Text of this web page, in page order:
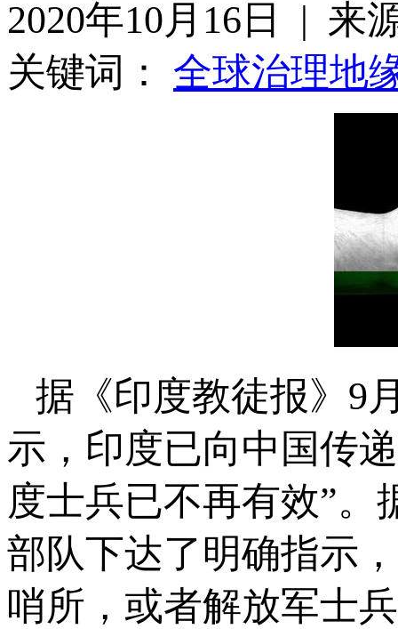
2020年10月16日 | 来
关键词： 全球治理地
据《印度教徒报》9
示，印度已向中国传
度士兵已不再有效”
部队下达了明确指示
哨所，或者解放军士